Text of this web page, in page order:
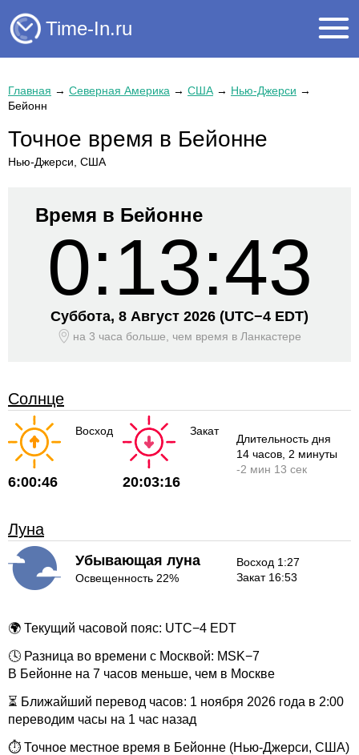
Time-In.ru
Главная → Северная Америка → США → Нью-Джерси →
Бейонн
Точное время в Бейонне
Нью-Джерси, США
Время в Бейонне
0:13:43
Суббота, 8 Август 2026 (UTC−4 EDT)
на 3 часа больше, чем время в Ланкастере
Солнце
Восход
6:00:46
Закат
20:03:16
Длительность дня
14 часов , 2 минуты
-2 мин 13 сек
Луна
Убывающая луна
Освещенность 22%
Восход 1:27
Закат 16:53
🌍 Текущий часовой пояс: UTC−4 EDT
🕓 Разница во времени с Москвой: MSK−7
В Бейонне на 7 часов меньше, чем в Москве
⏳ Ближайший перевод часов: 1 ноября 2026 года в 2:00
переводим часы на 1 час назад
⏱ Точное местное время в Бейонне (Нью-Джерси, США)